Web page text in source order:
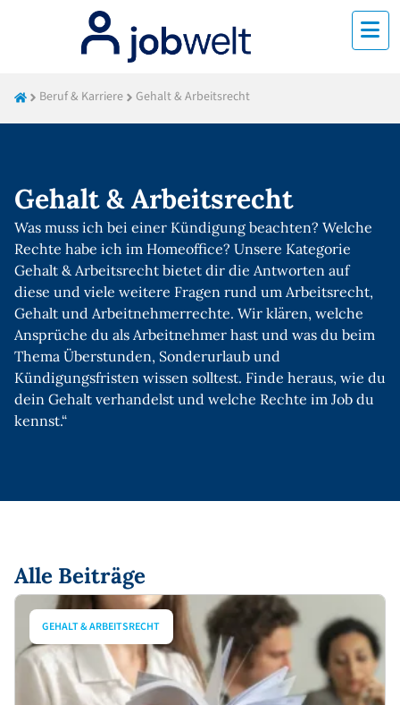
Beruf & Karriere Gehalt & Arbeitsrecht
Gehalt & Arbeitsrecht
Was muss ich bei einer Kündigung beachten? Welche
Rechte habe ich im Homeoffice? Unsere Kategorie
Gehalt & Arbeitsrecht bietet dir die Antworten auf
diese und viele weitere Fragen rund um Arbeitsrecht,
Gehalt und Arbeitnehmerrechte. Wir klären, welche
Ansprüche du als Arbeitnehmer hast und was du beim
Thema Überstunden, Sonderurlaub und
Kündigungsfristen wissen solltest. Finde heraus, wie du
dein Gehalt verhandelst und welche Rechte im Job du
kennst.“
Alle Beiträge
GEHALT & ARBEITSRECHT